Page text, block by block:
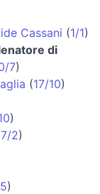
Cassani (1/1)
di
7)
(17/10)
)
2)
)